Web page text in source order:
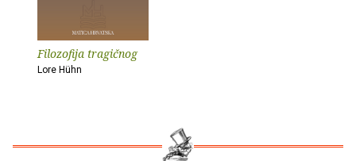
Filozofija tragičnog
Lore Hühn